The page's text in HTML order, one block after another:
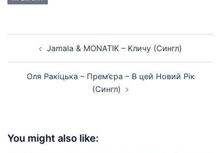
navigationJamala & MONATIK – Kличу (Сингл)
Оля Ракіцька – Прем’єра – В цей Новий Рік
(Сингл)
You might also like: